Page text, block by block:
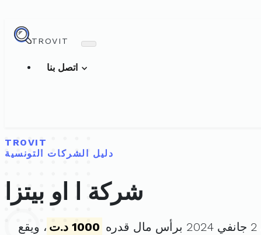
TROVIT
TROVIT
دليل الشركات التونسية
شركة ا او بيتزا
1000 د.ت
، ويقع